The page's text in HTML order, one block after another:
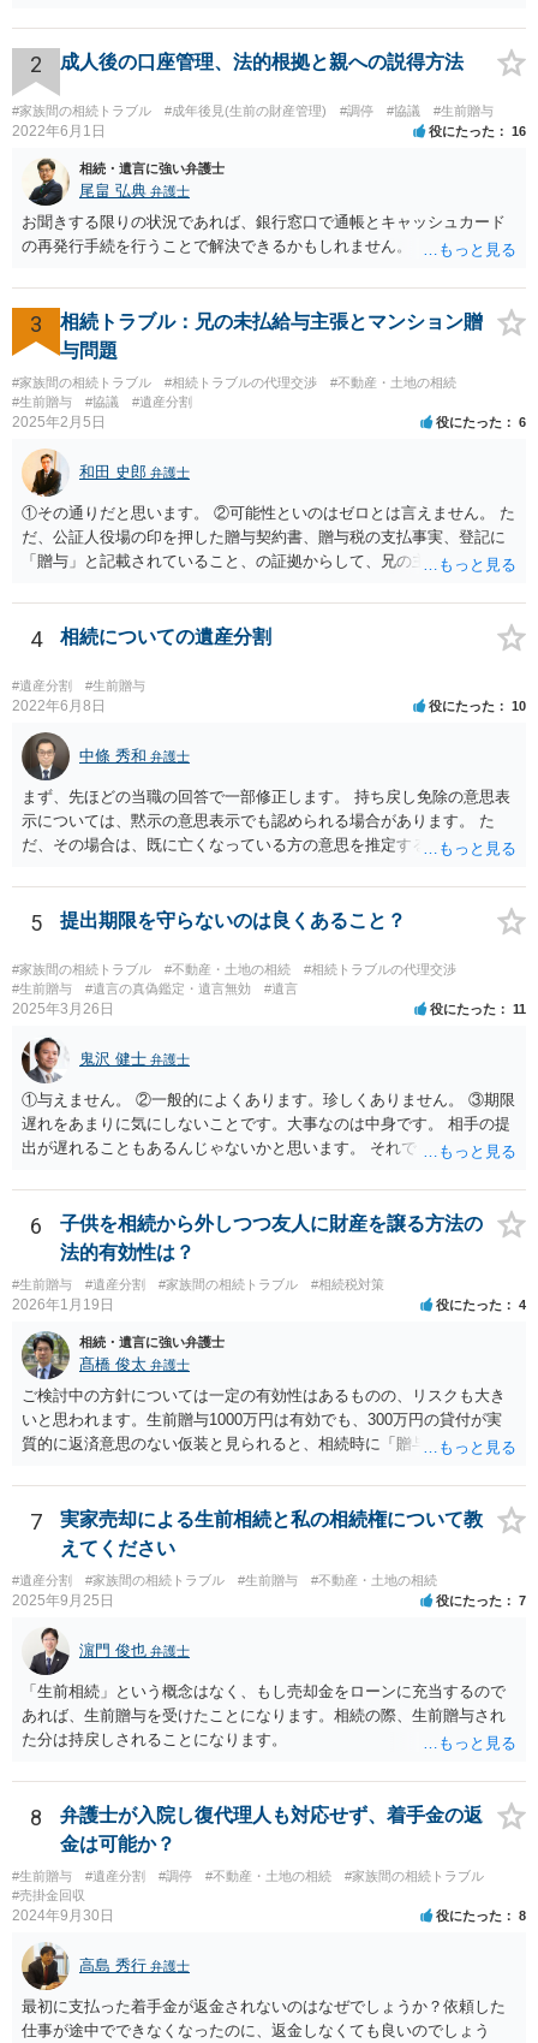
をしていただければそこから先は進むのではないかと存じます。 ま
た、Aさんの意向を酌みすぎるあまりに後見申立ができない状況にして
いる施設の問題もありますので、当該地域の地域包括支援センターに
ご相談されるのもひとつの方法です。
2 成人後の口座管理、法的根拠と親への説得方法
#家族間の相続トラブル #成年後見(生前の財産管理) #調停 #協議 #生前贈与
2022年6月1日 役にたった 16
相続・遺言に強い弁護士
尾畠 弘典 弁護士
お聞きする限りの状況であれば、銀行窓口で通帳とキャッシュカード
の再発行手続を行うことで解決できるかもしれません。
3
相続トラブル：兄の未払給与主張とマンション贈
与問題
#家族間の相続トラブル #相続トラブルの代理交渉
#不動産・土地の相続
#生前贈与
#協議 #遺産分割
2025年2月5日 役にたった 6
和田 史郎 弁護士
①その通りだと思います。 ②可能性といのはゼロとは言えません。 た
だ、公証人役場の印を押した贈与契約書、贈与税の支払事実、登記に
「贈与」と記載されていること、の証拠からして、兄の主張は通らな
わなければ、遺産分割調停を申し立てて進めるのがベターのような気
がしますね。
4 相続についての遺産分割
#遺産分割 #生前贈与
2022年6月8日 役にたった 10
中條 秀和 弁護士
まず、先ほどの当職の回答で一部修正します。 持ち戻し免除の意思表
示については、黙示の意思表示でも認められる場合があります。 た
だ、その場合は、既に亡くなっている方の意思を推定することになり
持ち戻し免除の意思表示は書面で明確にしておいていただくべきとい
う結論は変わりません。 誤解を与えるような回答でした。失礼しまし
た。 文言については、「〇〇に対する生前贈与による特別受益の持ち
戻しをすべて免除する」というのがオーソドックスなものですが、ご
心配ならば、弁護士のところに行って、特別受益となりそうな贈与に
ついて説明した上で、適切な文言についてご相談してみてはいかがで
しょうか。
5 提出期限を守らないのは良くあること？
#家族間の相続トラブル #不動産・土地の相続
#相続トラブルの代理交渉
#生前贈与
#遺言の真偽鑑定・遺言無効 #遺言
2025年3月26日 役にたった 11
鬼沢 健士 弁護士
①与えません。 ②一般的によくあります。珍しくありません。 ③期限
遅れをあまりに気にしないことです。大事なのは中身です。 相手の提
出が遅れることもあるんじゃないかと思います。 それでもあなた有利
6
子供を相続から外しつつ友人に財産を譲る方法の
法的有効性は？
#生前贈与 #遺産分割 #家族間の相続トラブル #相続税対策
2026年1月19日 役にたった 4
相続・遺言に強い弁護士
髙橋 俊太 弁護士
ご検討中の方針については一定の有効性はあるものの、リスクも大き
いと思われます。生前贈与1000万円は有効でも、300万円の貸付が実
質的に返済意思のない仮装と見られると、相続時に「贈与」と評価さ
法として考えられるものとしては、 ①信託（家族信託・目的信託） 財
産を信託口に移し、受託者（信頼できる友人や専門職）に管理させ、
・生存中はあなたの生活費・介護費に優先充当 ・残余を友人や慈善団
体へ と使途を厳格に指定。相続ではなく信託帰属になるため、子の関
与を大きく排除できます。 ②遺言＋生命保険の組合せ 生活資金は手元
に残し、余剰資金で受取人を友人・団体にした保険を活用。保険金は
相続財産とは別枠で、遺留分対策にも有効と思われます。 ③負担付死
因贈与 「介護・見守り等を条件に、死亡時に財産を渡す」契約。条件
不履行なら無効にでき、老後の安心を担保できます。 ④ 寄附予約＋解
除条件 慈善団体への寄附を予約しつつ、資金不足時は解除できる条項
を設定。 などがあり得るかと思われます。
7
実家売却による生前相続と私の相続権について教
えてください
#遺産分割 #家族間の相続トラブル #生前贈与 #不動産・土地の相続
2025年9月25日 役にたった 7
濵門 俊也 弁護士
「生前相続」という概念はなく、もし売却金をローンに充当するので
あれば、生前贈与を受けたことになります。相続の際、生前贈与され
た分は持戻しされることになります。
8
弁護士が入院し復代理人も対応せず、着手金の返
金は可能か？
#生前贈与 #遺産分割 #調停 #不動産・土地の相続
#家族間の相続トラブル
#売掛金回収
2024年9月30日 役にたった 8
高島 秀行 弁護士
最初に支払った着手金が返金されないのはなぜでしょうか？依頼した
仕事が途中でできなくなったのに、返金しなくても良いのでしょう